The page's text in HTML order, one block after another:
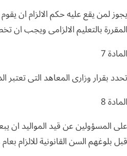
يجوز لمن يقع عليه حكم الالزام ان
المقررة بالتعليم الالزامى ويجب ان
المادة 7
تحدد بقرار وزارى المعاهد التى تعتبر
المادة 8
على المسؤولين عن قيد المواليد ان
قبل بلوغهم السن القانونية للالزام